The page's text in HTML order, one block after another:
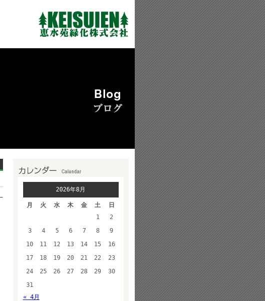
2026年8月
月 火 水 木 金 土
日
1
2
3
4 5 6 7 8
9
10
11 12 13 14 15
16
17
18 19 20 21 22
23
24
25 26 27 28 29
30
31
« 4月